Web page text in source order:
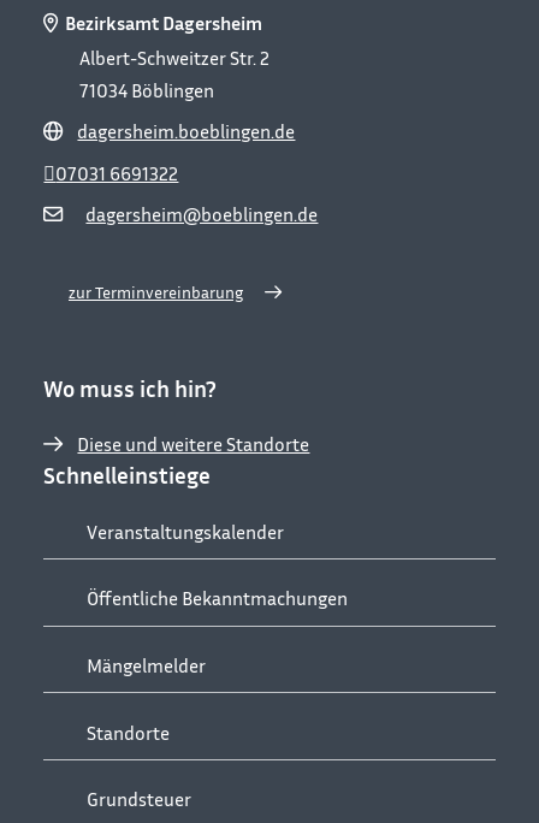
Bezirksamt Dagersheim
Albert-Schweitzer Str. 2
71034 Böblingen
dagersheim.boeblingen.de
dagersheim@boeblingen.de
07031 6691322
zur Terminvereinbarung
Wo muss ich hin?
Diese und weitere Standorte
Schnelleinstiege
Veranstaltungskalender
Öffentliche Bekanntmachungen
Mängelmelder
Standorte
Grundsteuer